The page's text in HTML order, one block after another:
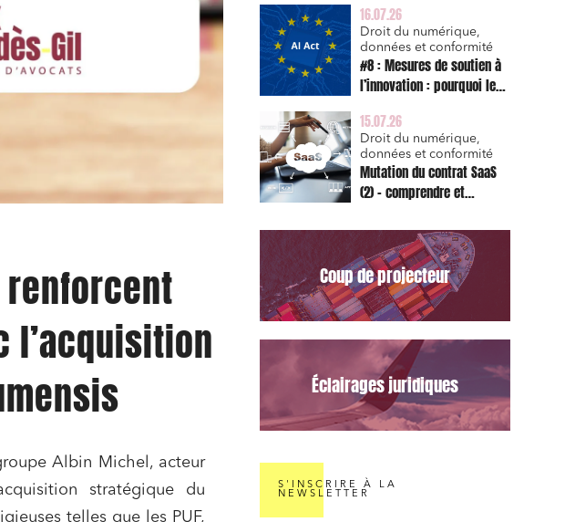
renforcent
l’acquisition
Albin Michel, acteur
stratégique du
telles que les PUF,
triennale de l’action en
réparation
16.07.26
Droit du numérique,
données et conformité
#8 : Mesures de soutien à
l’innovation : pourquoi le
est d’abord un sujet de
risque juridique
15.07.26
Droit du numérique,
données et conformité
Mutation du contrat SaaS
(2) – comprendre et
types de la Commission
pour le Data Act
Coup de projecteur
Éclairages juridiques
S'INSCRIRE À LA
NEWSLETTER